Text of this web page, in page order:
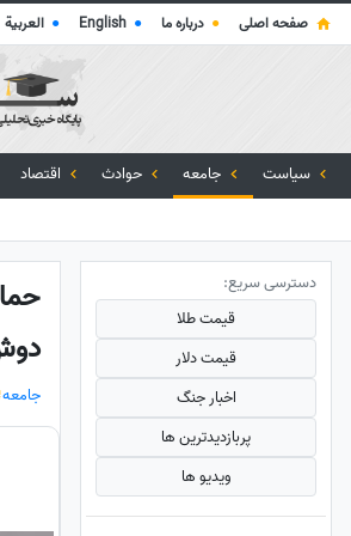
صفحه اصلی ● درباره ما ●
English
● العربية
سیاست جامعه حوادث اقتصاد
جامعه
دسترسی سریع:
قیمت طلا
قیمت دلار
اخبار جنگ
پربازدید‌ترین ها
ویدیو ها